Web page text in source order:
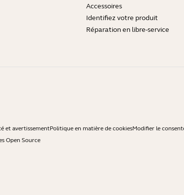
Accessoires
Identifiez votre produit
Réparation en libre-service
et avertissementPolitique en matière de cookiesModifier le
Open Source